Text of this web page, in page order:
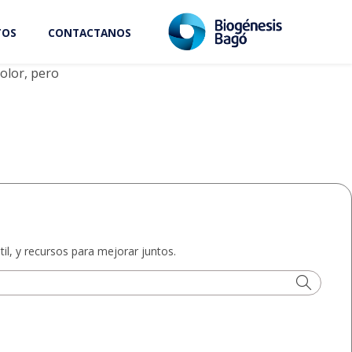
CONTACTANOS
pero
Leer más
y recursos para mejorar juntos.